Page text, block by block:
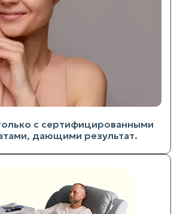
с сертифицированными
дающими результат.